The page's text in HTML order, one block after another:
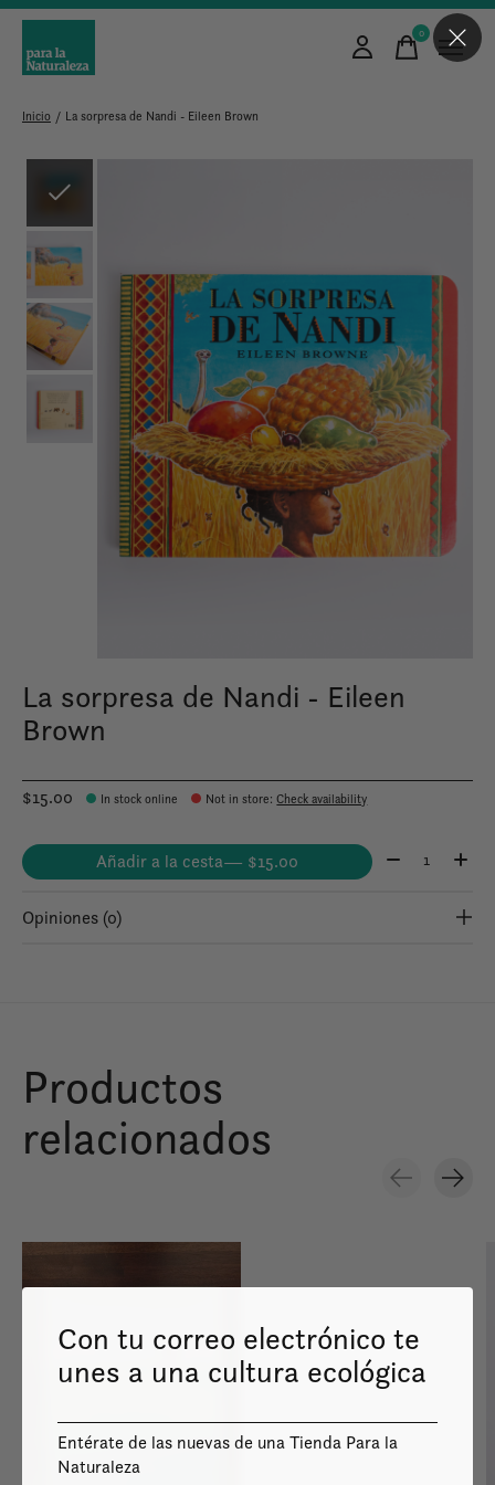
0items
Inicio / La sorpresa de Nandi - Eileen Brown
La sorpresa de Nandi - Eileen
Brown
$15.00 In stock online Not in store:Check availability
Añadir a la cesta — $15.00 Cantidad:
Opiniones (0)
Productos
relacionados
Image coming
Con tu correo electrónico te
unes a una cultura ecológica
Entérate de las nuevas de una Tienda Para la
Naturaleza